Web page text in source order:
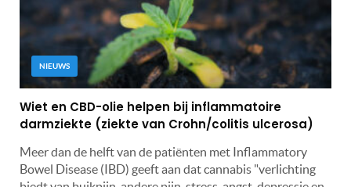
NIEUWS
Wiet en CBD-olie helpen bij inflammatoire
darmziekte (ziekte van Crohn/colitis ulcerosa)
Meer dan de helft van de patiënten met Inflammatory
Bowel Disease (IBD) geeft aan dat cannabis "verlichting